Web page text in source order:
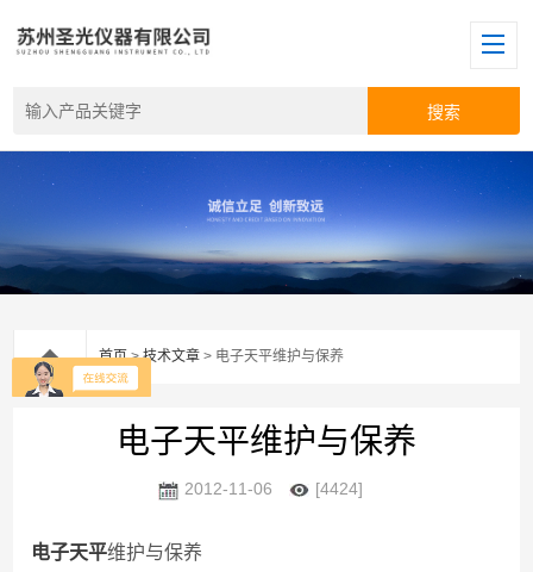
首页>技术文章 > 电子天平维护与保养
电子天平维护与保养
2012-11-06 [4424]
电子天平维护与保养